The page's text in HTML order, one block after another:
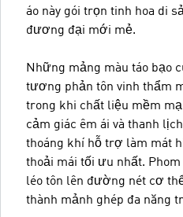
áo này gói trọn tinh hoa di
đương đại mới mẻ.
Những mảng màu táo bạo
tương phản tôn vinh thẩm
trong khi chất liệu mềm
cảm giác êm ái và thanh
thoáng khí hỗ trợ làm mát
thoải mái tối ưu nhất.
léo tôn lên đường nét cơ
thành mảnh ghép đa năng